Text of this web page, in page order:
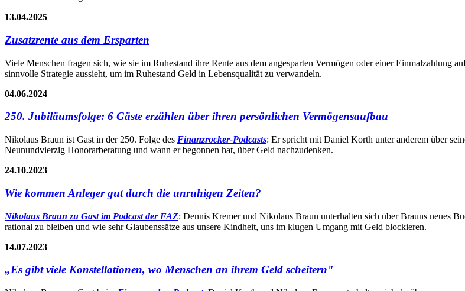
13.04.2025
Zusatzrente aus dem Ersparten
Viele Menschen fragen sich, wie sie im Ruhestand ihre Rente aus dem angesparten Vermögen oder einer Einmalzahlung
sinnvolle Strategie aussieht, um im Ruhestand Geld in Lebensqualität zu verwandeln.
04.06.2024
250. Jubiläumsfolge: 6 Gäste erzählen über ihren persönlichen Vermögensaufbau
Nikolaus Braun ist Gast in der 250. Folge des Finanzrocker-Podcasts: Er spricht mit Daniel Korth unter anderem über
Neunundvierzig Honorarberatung und wann er begonnen hat, über Geld nachzudenken.
24.10.2023
Wie kommen Anleger gut durch die unruhigen Zeiten?
Nikolaus Braun zu Gast im Podcast der FAZ: Dennis Kremer und Nikolaus Braun unterhalten sich über Brauns neues
rational zu bleiben und wie sehr Glaubenssätze aus unsere Kindheit, uns im klugen Umgang mit Geld blockieren.
14.07.2023
„Es gibt viele Konstellationen, wo Menschen an ihrem Geld scheitern"